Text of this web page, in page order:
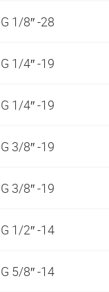
G 1/8″ -28
G 1/4″ -19
G 1/4″ -19
G 3/8″ -19
G 3/8″ -19
G 1/2″ -14
G 5/8″ -14